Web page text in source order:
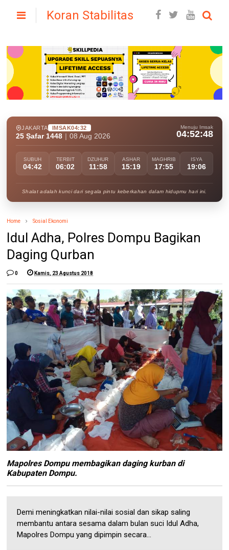
Koran Stabilitas
JAKARTA IMSAK04:32
25 Ṣafar 1448 08 Aug 2026
Menuju Imsak
04:52:47
SUBUH
04:42
TERBIT
06:02
DZUHUR
11:58
ASHAR
15:19
MAGHRIB
17:55
ISYA
19:06
Shalat adalah kunci dari segala pintu keberkahan dalam hidupmu hari ini.
Home Sosial Ekonomi
Idul Adha, Polres Dompu Bagikan
Daging Qurban
0 Kamis, 23 Agustus 2018
Mapolres Dompu membagikan daging kurban di
Kabupaten Dompu.
Demi meningkatkan nilai-nilai sosial dan sikap saling
membantu antara sesama dalam bulan suci Idul Adha,
Mapolres Dompu yang dipimpin secara...